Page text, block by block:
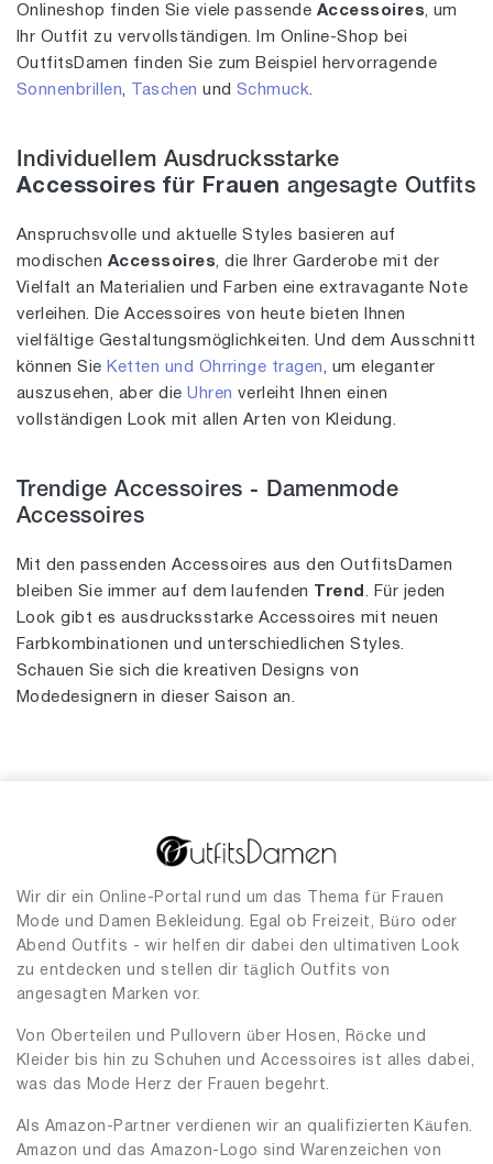
Onlineshop finden Sie viele passende Accessoires, um
Ihr Outfit zu vervollständigen. Im Online-Shop bei
OutfitsDamen finden Sie zum Beispiel hervorragende
Sonnenbrillen, Taschen und Schmuck.
Individuellem Ausdrucksstarke
Accessoires für Frauen angesagte Outfits
Anspruchsvolle und aktuelle Styles basieren auf
modischen Accessoires, die Ihrer Garderobe mit der
Vielfalt an Materialien und Farben eine extravagante Note
verleihen. Die Accessoires von heute bieten Ihnen
vielfältige Gestaltungsmöglichkeiten. Und dem Ausschnitt
können Sie Ketten und Ohrringe tragen, um eleganter
auszusehen, aber dieUhren verleiht Ihnen einen
vollständigen Look mit allen Arten von Kleidung.
Trendige Accessoires - Damenmode
Accessoires
Mit den passenden Accessoires aus den OutfitsDamen
bleiben Sie immer auf dem laufenden
Trend . Für jeden
Look gibt es ausdrucksstarke Accessoires mit neuen
Farbkombinationen und unterschiedlichen Styles.
Schauen Sie sich die kreativen Designs von
Modedesignern in dieser Saison an.
Wir dir ein Online-Portal rund um das Thema für Frauen
Mode und Damen Bekleidung. Egal ob Freizeit, Büro oder
Abend Outfits - wir helfen dir dabei den ultimativen Look
zu entdecken und stellen dir täglich Outfits von
angesagten Marken vor.
Von Oberteilen und Pullovern über Hosen, Röcke und
Kleider bis hin zu Schuhen und Accessoires ist alles dabei,
was das Mode Herz der Frauen begehrt.
Als Amazon-Partner verdienen wir an qualifizierten Käufen.
Amazon und das Amazon-Logo sind Warenzeichen von